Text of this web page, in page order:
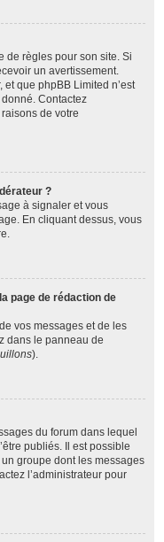
de règles pour son site. Si
un avertissement.
et que phpBB Limited n’est
Contactez
de votre
?
à signaler et vous
En cliquant dessus, vous
page de rédaction de
vos messages et de les
dans le panneau de
).
du forum dans lequel
publiés. Il est possible
groupe dont les messages
l’administrateur pour